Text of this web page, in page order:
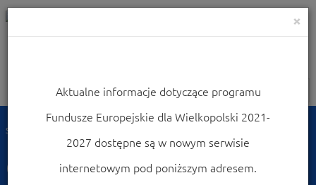
Nawigacja
Strona główna
Często zadawane pytania
×
Aktualne informacje dotyczące programu
Fundusze Europejskie dla Wielkopolski 2021-
2027 dostępne są w nowym serwisie
internetowym pod poniższym adresem.